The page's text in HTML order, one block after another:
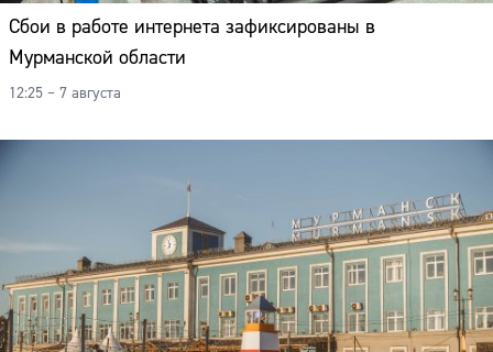
Сбои в работе интернета зафиксированы в
Мурманской области
12:25 – 7 августа